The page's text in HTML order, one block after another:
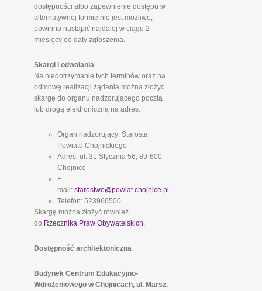
dostępności albo zapewnienie dostępu w
alternatywnej formie nie jest możliwe,
powinno nastąpić najdalej w ciągu 2
miesięcy od daty zgłoszenia.
Skargi i odwołania
Na niedotrzymanie tych terminów oraz na
odmowę realizacji żądania można złożyć
skargę do organu nadzorującego pocztą
lub drogą elektroniczną na adres:
Organ nadzorujący: Starosta
Powiatu Chojnickiego
Adres: ul. 31 Stycznia 56, 89-600
Chojnice
E-
mail: starostwo@powiat.chojnice.pl
Telefon: 523966500
Skargę można złożyć również
do Rzecznika Praw Obywatelskich.
Dostępność architektoniczna
Budynek Centrum Edukacyjno-
Wdrożeniowego w Chojnicach, ul. Marsz.